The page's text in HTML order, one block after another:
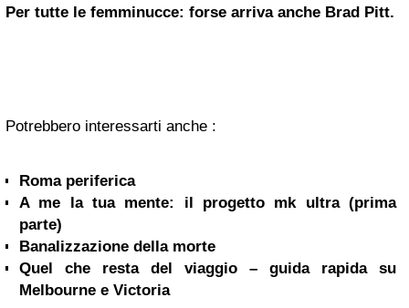
Per tutte le femminucce: forse arriva anche Brad Pitt.
Potrebbero interessarti anche :
Roma periferica
A me la tua mente: il progetto mk ultra (prima
parte)
Banalizzazione della morte
Quel che resta del viaggio – guida rapida su
Melbourne e Victoria